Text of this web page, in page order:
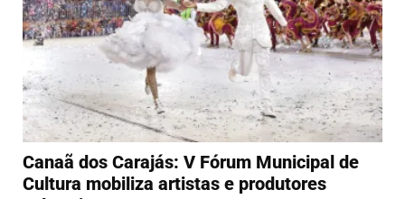
Canaã dos Carajás: V Fórum Municipal de
Cultura mobiliza artistas e produtores